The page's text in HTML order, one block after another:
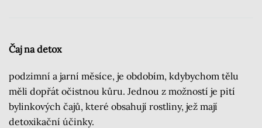
Čaj na detox
podzimní a jarní měsíce, je obdobím, kdybychom tělu
měli dopřát očistnou kůru. Jednou z možností je pití
bylinkových čajů, které obsahují rostliny, jež mají
detoxikační účinky.